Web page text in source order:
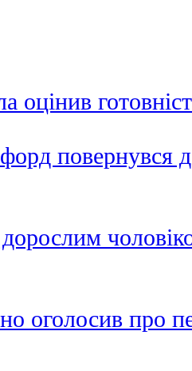
оцінив
повернувся
оголосив про